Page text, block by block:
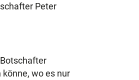
Peter
wo es nur